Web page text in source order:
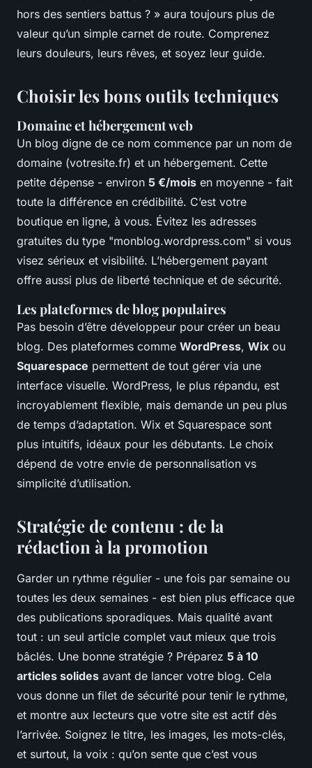
hors des sentiers battus ? » aura toujours plus de
valeur qu’un simple carnet de route. Comprenez
leurs douleurs, leurs rêves, et soyez leur guide.
Choisir les bons outils techniques
Domaine et hébergement web
Un blog digne de ce nom commence par un nom de
domaine (votresite.fr) et un hébergement. Cette
petite dépense - environ 5 €/mois en moyenne - fait
toute la différence en crédibilité. C’est votre
boutique en ligne, à vous. Évitez les adresses
gratuites du type "monblog.wordpress.com" si vous
visez sérieux et visibilité. L’hébergement payant
offre aussi plus de liberté technique et de sécurité.
Les plateformes de blog populaires
Pas besoin d’être développeur pour créer un beau
blog. Des plateformes comme WordPress, Wix ou
Squarespace permettent de tout gérer via une
interface visuelle. WordPress, le plus répandu, est
incroyablement flexible, mais demande un peu plus
de temps d’adaptation. Wix et Squarespace sont
plus intuitifs, idéaux pour les débutants. Le choix
dépend de votre envie de personnalisation vs
simplicité d’utilisation.
Stratégie de contenu : de la
rédaction à la promotion
Garder un rythme régulier - une fois par semaine ou
toutes les deux semaines - est bien plus efficace que
des publications sporadiques. Mais qualité avant
tout : un seul article complet vaut mieux que trois
bâclés. Une bonne stratégie ? Préparez 5 à 10
articles solides avant de lancer votre blog. Cela
vous donne un filet de sécurité pour tenir le rythme,
et montre aux lecteurs que votre site est actif dès
l’arrivée. Soignez le titre, les images, les mots-clés,
et surtout, la voix : qu’on sente que c’est vous